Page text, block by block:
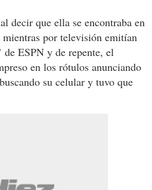
decir que ella se encontraba en
por televisión emitían
de ESPN y de repente, el
en los rótulos anunciando
su celular y tuvo que